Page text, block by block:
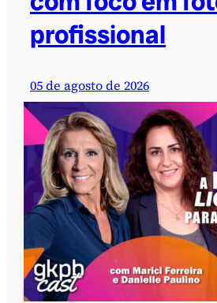
profissional
05 de agosto de 2026